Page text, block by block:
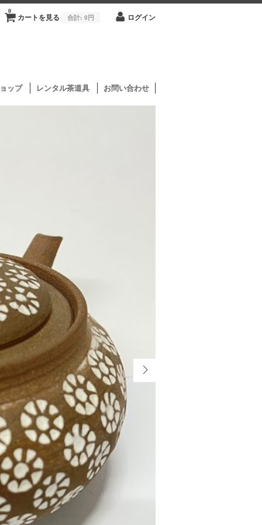
カートを見る
0
合計: 0円 ログイン
ップ レンタル茶道具 お問い合わせ